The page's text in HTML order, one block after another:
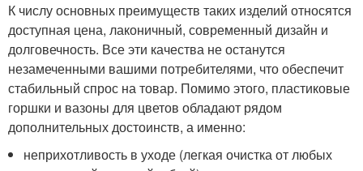
К числу основных преимуществ таких изделий относятся
доступная цена, лаконичный, современный дизайн и
долговечность. Все эти качества не останутся
незамеченными вашими потребителями, что обеспечит
стабильный спрос на товар. Помимо этого, пластиковые
горшки и вазоны для цветов обладают рядом
дополнительных достоинств, а именно:
неприхотливость в уходе (легкая очистка от любых